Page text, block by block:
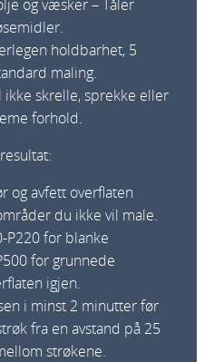
og væsker – Tåler
holdbarhet, 5
maling.
skrelle, sprekke eller
forhold.
og avfett overflaten
du ikke vil male.
P220 for blanke
for grunnede
igjen.
i minst 2 minutter før
fra en avstand på 25
strøkene.